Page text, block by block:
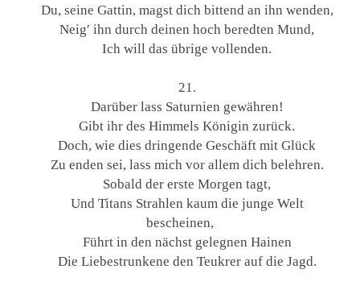
Du, seine Gattin, magst dich bittend an ihn wenden,
Neig′ ihn durch deinen hoch beredten Mund,
Ich will das übrige vollenden.
21.
Darüber lass Saturnien gewähren!
Gibt ihr des Himmels Königin zurück.
Doch, wie dies dringende Geschäft mit Glück
Zu enden sei, lass mich vor allem dich belehren.
Sobald der erste Morgen tagt,
Und Titans Strahlen kaum die junge Welt
bescheinen,
Führt in den nächst gelegnen Hainen
Die Liebestrunkene den Teukrer auf die Jagd.